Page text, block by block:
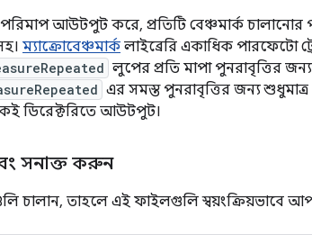
আউটপুট করে, প্রতিটি বেঞ্চমার্ক চালানোর
ম্যাক্রোবেঞ্চমার্ক লাইব্রেরি একাধিক
লুপের প্রতি মাপা পুনরাবৃত্তির
এর সমস্ত পুনরাবৃত্তির জন্য
ডিরেক্টরিতে আউটপুট।
সনাক্ত করুন
চালান, তাহলে এই ফাইলগুলি স্বয়ংক্রিয়ভাবে